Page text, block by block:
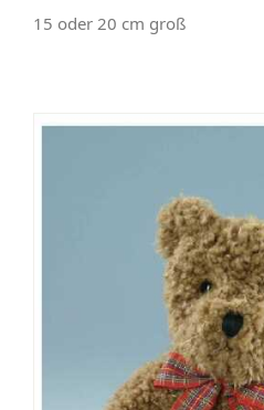
15 oder 20 cm groß